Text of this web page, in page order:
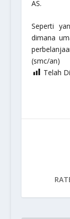
AS.
Seperti
dimana
(smc/an)
Telah